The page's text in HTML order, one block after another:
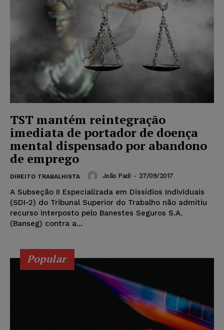
TST mantém reintegração
imediata de portador de doença
mental dispensado por abandono
de emprego
DIREITO TRABALHISTA João Padi - 27/09/2017
A Subseção II Especializada em Dissídios Individuais
(SDI-2) do Tribunal Superior do Trabalho não admitiu
recurso interposto pelo Banestes Seguros S.A.
(Banseg) contra a...
Popular